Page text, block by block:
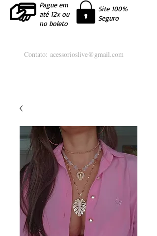
Pague em
até 12x ou
no boleto
Site 100%
Seguro
Contato: acessorioslive@gmail.com